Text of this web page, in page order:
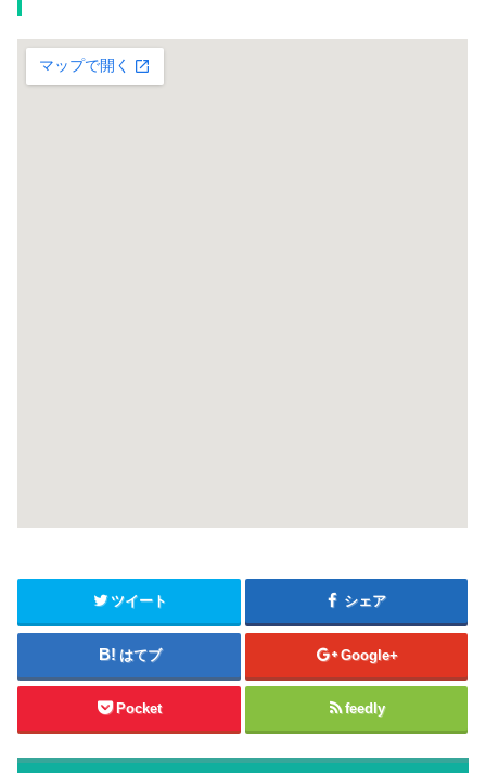
ツイート シェア
はてブ Google+
Pocket feedly